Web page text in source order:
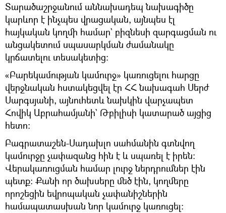
Տարածաշրջանում աննախադեպ նախագիծը
կարևոր է ինչպես վրացական, այնպես էլ
հայկական կողմի համար` բիզնեսի զարգացման ու
անցակետում սպասարկման ժամանակը
կրճատելու տեսակետից։
«Բարեկամության կամուրջ» կառուցելու հարցը
վերջնական հստակեցվել էր ՀՀ նախագահ Սերժ
Սարգսյանի, այնուհետև նախկին վարչապետ
Հովիկ Աբրահամյանի` Թբիլիսի կատարած այցից
հետո:
Բագրատաշեն-Սադախլո սահմանին գտնվող
կամուրջը չափազանց հին է և սպառել է իրեն։
Վերակառուցման համար լուրջ ներդրումներ էին
պետք։ Քանի որ ծախսերը մեծ էին, կողմերը
որոշեցին եվրոպական չափանիշներին
համապատասխան նոր կամուրջ կառուցել։